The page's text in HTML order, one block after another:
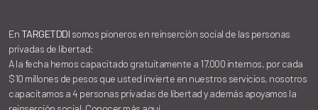
En TARGETDDI somos pioneros en reinserción social de las personas
privadas de libertad:
A la fecha hemos capacitado gratuitamente a 17.000 internos, por cada
$10 millones de pesos que usted invierte en nuestros servicios, nosotros
capacitamos a 4 personas privadas de libertad y además apoyamos la